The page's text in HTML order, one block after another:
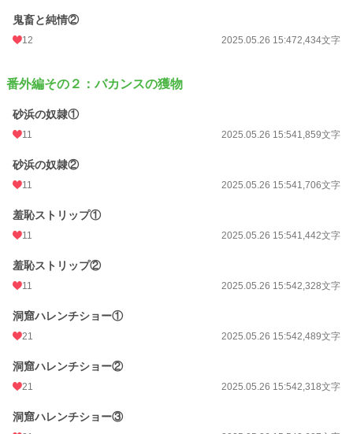
鬼畜と純情②
12 2025.05.26 15:472,434文字
番外編その２：バカンスの獲物
砂浜の奴隷①
11 2025.05.26 15:541,859文字
砂浜の奴隷②
11 2025.05.26 15:541,706文字
羞恥ストリップ①
11 2025.05.26 15:541,442文字
羞恥ストリップ②
11 2025.05.26 15:542,328文字
洞窟ハレンチショー①
21 2025.05.26 15:542,489文字
洞窟ハレンチショー②
21 2025.05.26 15:542,318文字
洞窟ハレンチショー③